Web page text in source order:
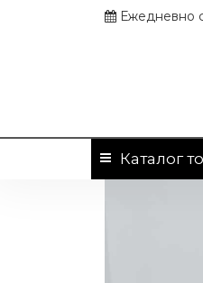
Ежедневно
Каталог